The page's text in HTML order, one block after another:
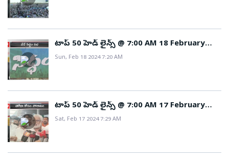
టాప్ 50 హెడ్ లైన్స్ @ 7:00 AM 18 February
2024
Sun, Feb 18 2024 7:20 AM
టాప్ 50 హెడ్ లైన్స్ @ 7:00 AM 17 February
2024
Sat, Feb 17 2024 7:29 AM